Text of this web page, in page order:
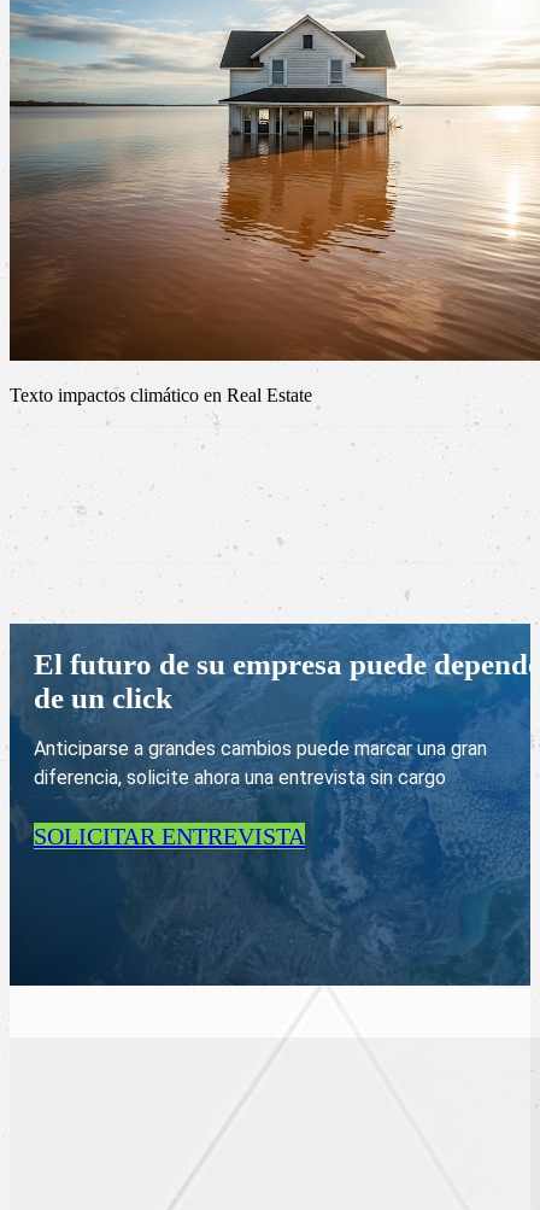
Texto impactos climático en Real Estate
El futuro de su empresa puede
de un click
Anticiparse a grandes cambios puede marcar una gran
diferencia, solicite ahora una entrevista sin cargo
SOLICITAR ENTREVISTA